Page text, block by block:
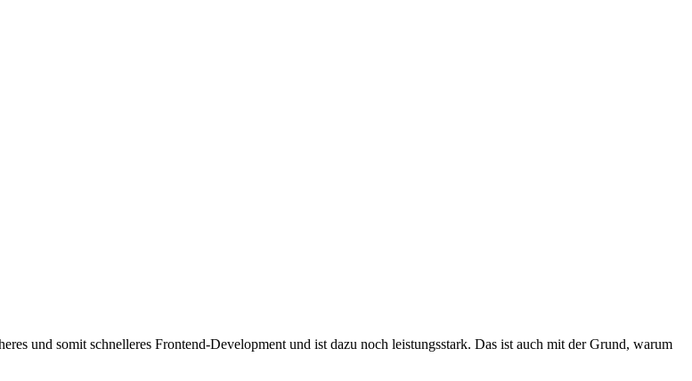
und somit schnelleres Frontend-Development und ist dazu noch leistungsstark. Das ist auch mit der Grund, warum